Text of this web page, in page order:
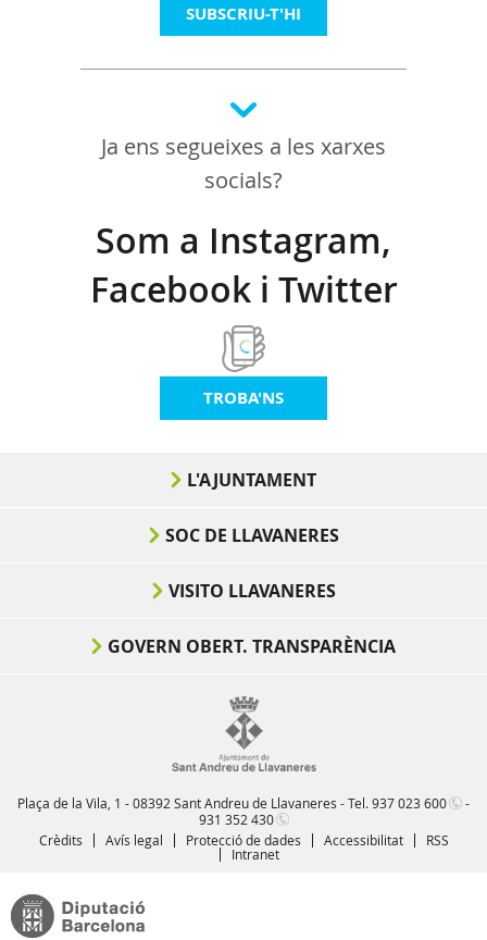
SUBSCRIU-T'HI
Ja ens segueixes a les xarxes
socials?
Som a Instagram,
Facebook i Twitter
TROBA'NS
L'AJUNTAMENT
SOC DE LLAVANERES
VISITO LLAVANERES
GOVERN OBERT. TRANSPARÈNCIA
Plaça de la Vila, 1 - 08392 Sant Andreu de Llavaneres - Tel.937 023 600
-
931 352 430
Crèdits
Avís legal Protecció de dades Accessibilitat
RSS
Intranet